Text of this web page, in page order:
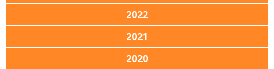
2022
2021
2020